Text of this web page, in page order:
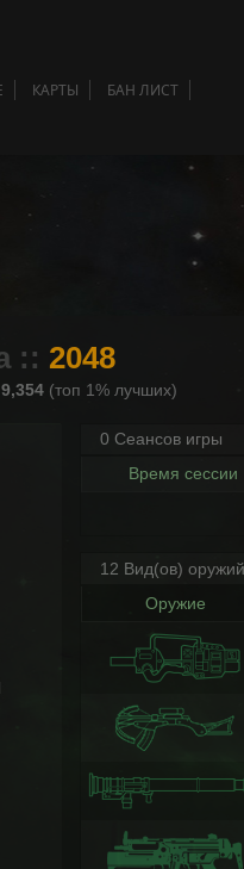
КАРТЫ БАН ЛИСТ
:: 2048
9,354(топ 1% лучших)
0 Сеансов игры
Время сессии
12 Вид(ов)
Оружие